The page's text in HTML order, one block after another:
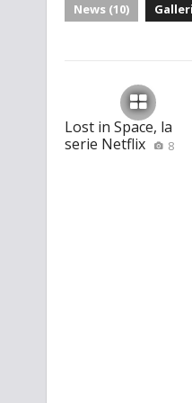
News (10)
Lost in Space, la
serie Netflix
8